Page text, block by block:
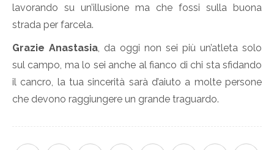
lavorando su un’illusione ma che fossi sulla buona
strada per farcela.
Grazie Anastasia, da oggi non sei più un’atleta solo
sul campo, ma lo sei anche al fianco di chi sta sfidando
il cancro, la tua sincerità sarà d’aiuto a molte persone
che devono raggiungere un grande traguardo.